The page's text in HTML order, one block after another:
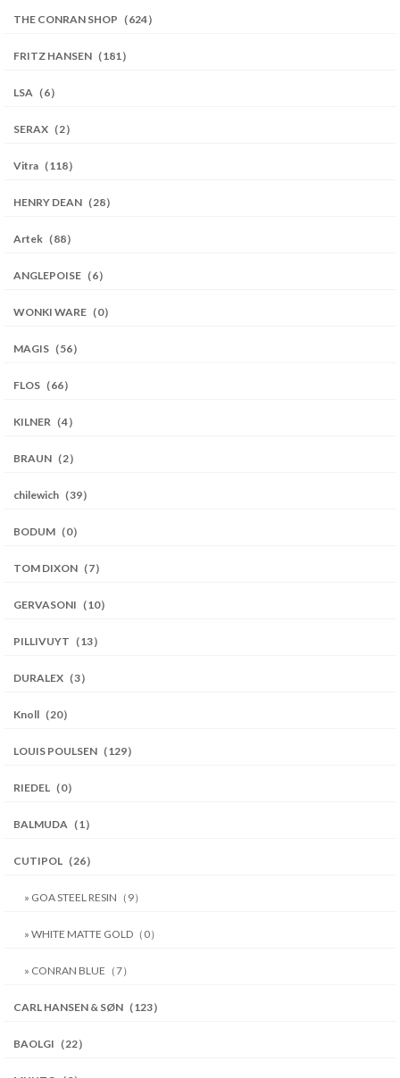
THE CONRAN SHOP（624）
FRITZ HANSEN（181）
LSA（6）
SERAX（2）
Vitra（118）
HENRY DEAN（28）
Artek（88）
ANGLEPOISE（6）
WONKI WARE（0）
MAGIS（56）
FLOS（66）
KILNER（4）
BRAUN（2）
chilewich（39）
BODUM（0）
TOM DIXON（7）
GERVASONI（10）
PILLIVUYT（13）
DURALEX（3）
Knoll（20）
LOUIS POULSEN（129）
RIEDEL（0）
BALMUDA（1）
CUTIPOL（26）
» GOA STEEL RESIN（9）
» WHITE MATTE GOLD（0）
» CONRAN BLUE（7）
CARL HANSEN & SØN（123）
BAOLGI（22）